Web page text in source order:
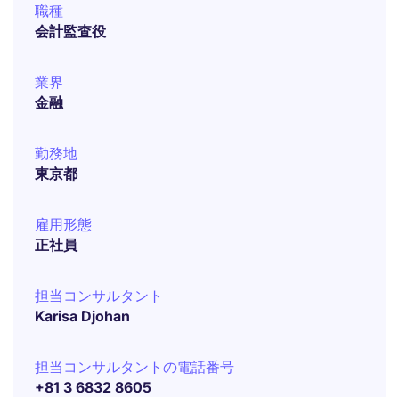
職種
会計監査役
業界
金融
勤務地
東京都
雇用形態
正社員
担当コンサルタント
Karisa Djohan
担当コンサルタントの電話番号
+81 3 6832 8605